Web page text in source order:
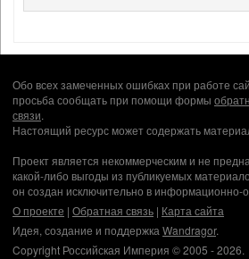
Обо всех замеченных ошибках при работе
просьба сообщать при помощи формы
связи.
Настоящий ресурс может содержать
Проект является некоммерческим и не
какой-либо выгоды из публикуемых
он создан исключительно в информационно-
О проекте | Обратная связь | Карта сайта
Идея, создание и поддержка Wandragor.
Copyright Российская Империя © 2005 - 2026.